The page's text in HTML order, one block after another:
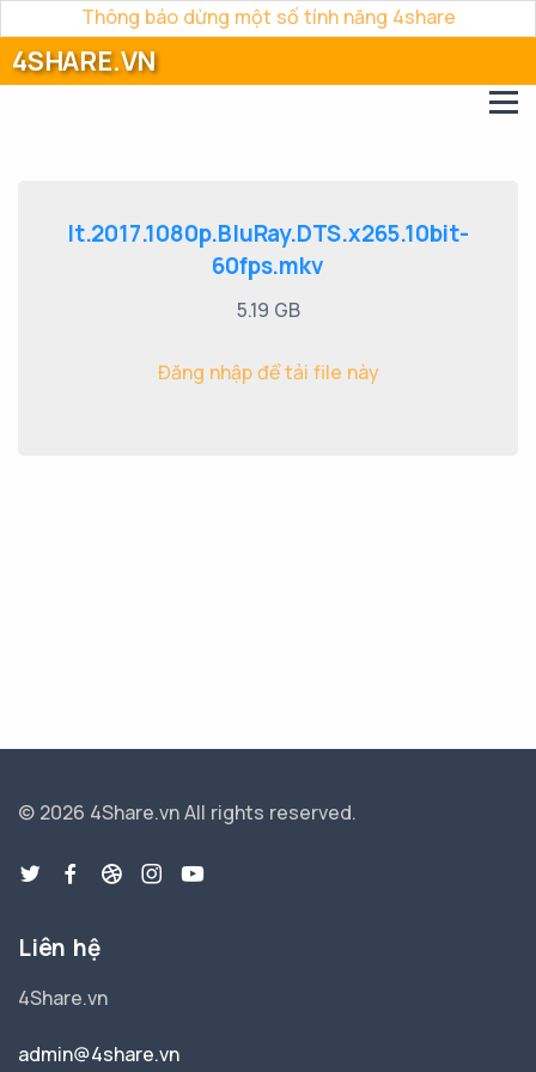
Thông báo dừng một số tính năng 4share
4SHARE.VN
It.2017.1080p.BluRay.DTS.x265.10bit-
60fps.mkv
5.19 GB
Đăng nhập để tải file này
© 2026 4Share.vnAll rights reserved.
Liên hệ
4Share.vn
admin@4share.vn